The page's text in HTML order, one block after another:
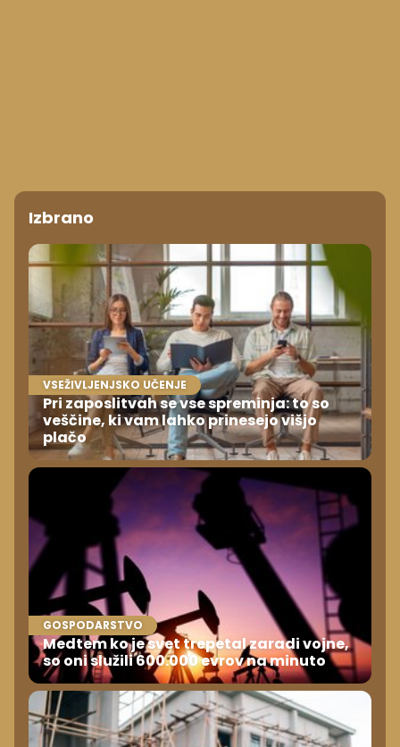
Izbrano
VSEŽIVLJENJSKO UČENJE
Pri zaposlitvah se vse spreminja: to so
veščine, ki vam lahko prinesejo višjo
plačo
GOSPODARSTVO
Medtem ko je svet trepetal zaradi vojne,
so oni služili 600.000 evrov na minuto